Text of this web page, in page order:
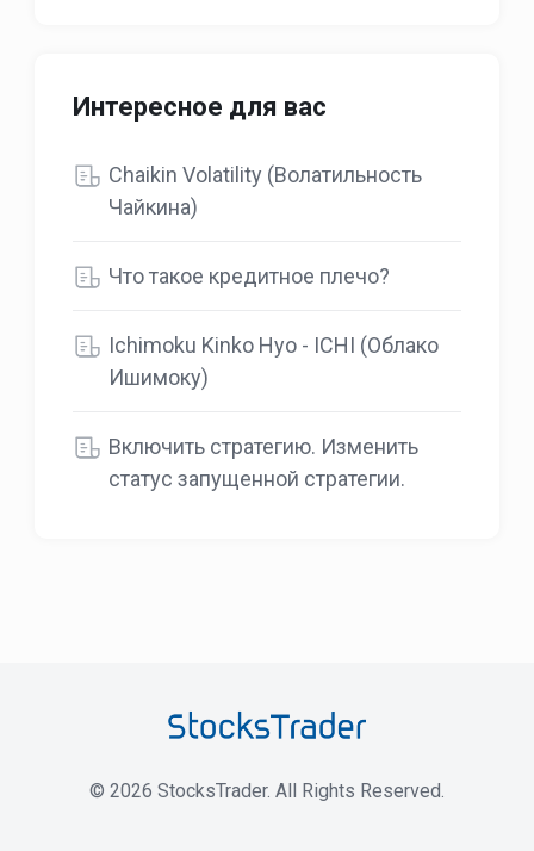
Интересное для вас
Chaikin Volatility (Волатильность
Чайкина)
Что такое кредитное плечо?
Ichimoku Kinko Hyo - ICHI (Облако
Ишимоку)
Включить стратегию. Изменить
статус запущенной стратегии.
© 2026 StocksTrader. All Rights Reserved.